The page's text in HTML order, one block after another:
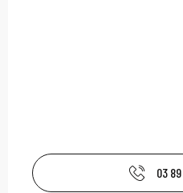
03